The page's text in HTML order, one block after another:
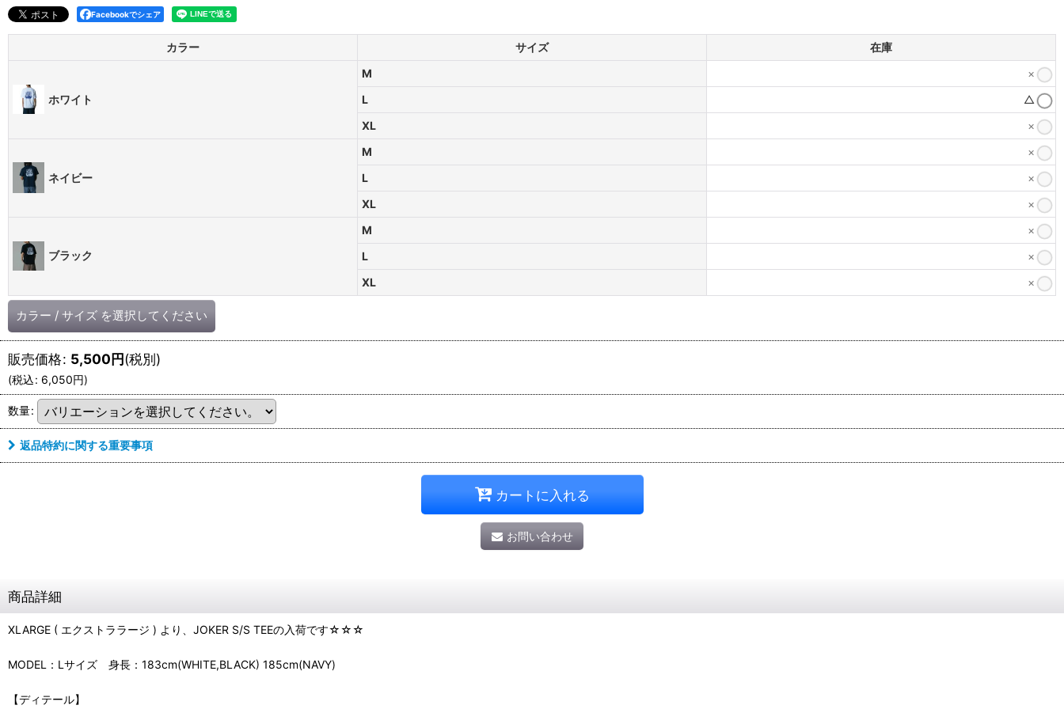
Facebookでシェア
カラー サイズ 在庫
ホワイト
M
×
L
△
XL
×
ネイビー
M
×
L
×
XL
×
ブラック
M
×
L
×
XL
×
カラー / サイズ を選択してください
販売価格: 5,500円(税別)
(税込: 6,050円)
数量:
返品特約に関する重要事項
カートに入れる
お問い合わせ
商品詳細
XLARGE ( エクストララージ ) より、JOKER S/S TEEの入荷です☆☆☆
MODEL：Lサイズ 身長：183cm(WHITE,BLACK) 185cm(NAVY)
【ディテール】